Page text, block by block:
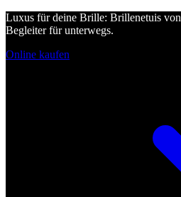
Luxus für deine Brille: Brillenetuis von
Begleiter für unterwegs.
Online kaufen